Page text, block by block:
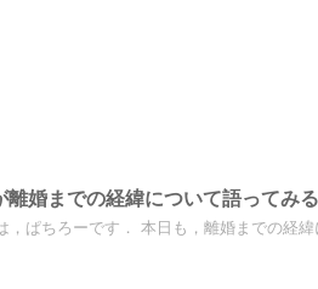
離婚までの経緯について語ってみ
，ぱちろーです． 本日も，離婚までの経